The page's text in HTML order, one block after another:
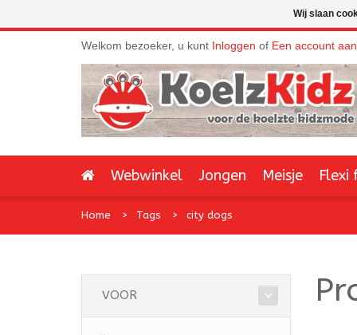
Welkom bezoeker, u kunt Inloggen of Een account
Webwinkel Jongen Meisje Flexi
Home Tags city dogs
VOOR
Wij slaan